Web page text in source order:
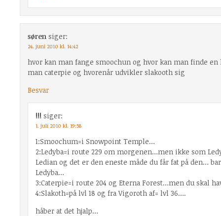
søren siger:
24. juni 2010 kl. 14:42
hvor kan man fange smoochun og hvor kan man finde en
man caterpie og hvorenår udvikler slakooth sig
Besvar
!!! siger:
1. juli 2010 kl. 19:58
1:Smoochum=i Snowpoint Temple…
2:Ledyba=i route 229 om morgenen…men ikke som
Ledian og det er den eneste måde du får fat på den…
Ledyba…
3:Caterpie=i route 204 og Eterna Forest…men du skal
4:Slakoth=på lvl 18 og fra Vigoroth af= lvl 36….
håber at det hjalp…